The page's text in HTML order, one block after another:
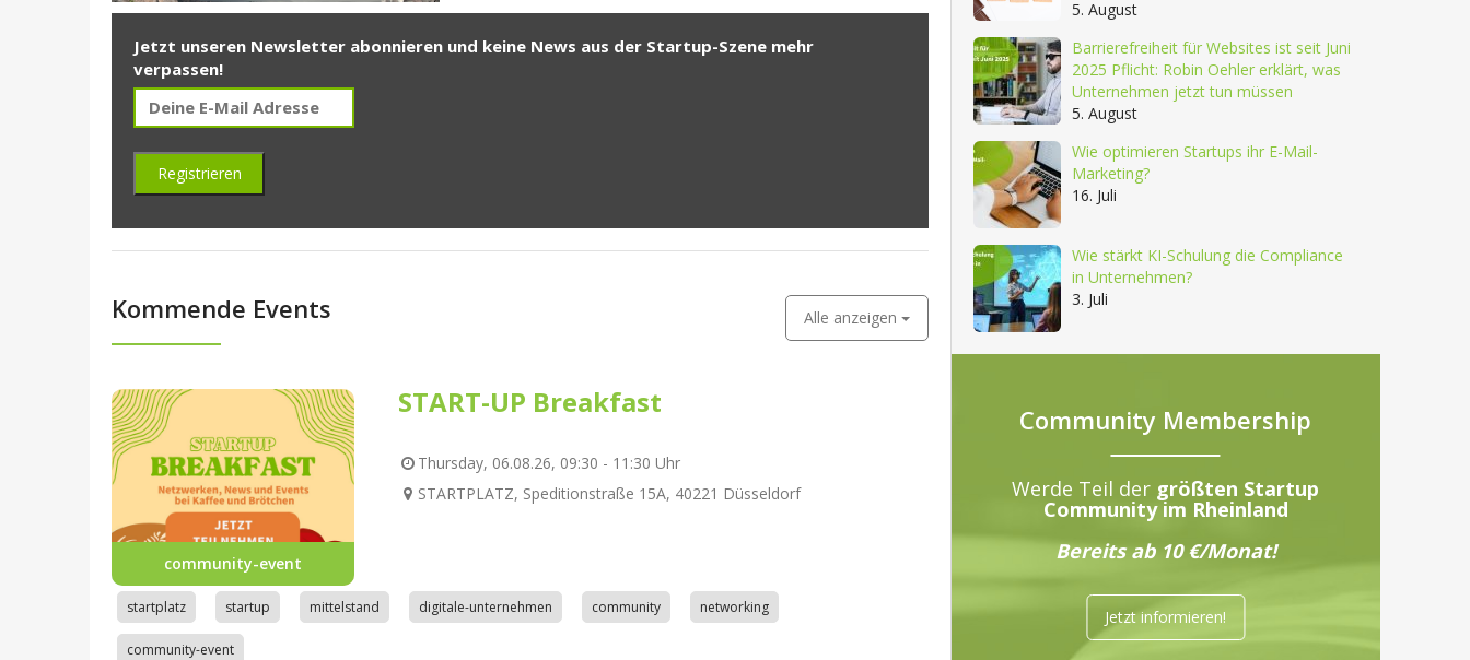
Jetzt unseren Newsletter abonnieren und keine News aus der Startup-Szene mehr
verpassen!
Kommende Events Alle anzeigen
community-event
START-UP Breakfast
Thursday, 06.08.26, 09:30 - 11:30 Uhr
STARTPLATZ, Speditionstraße 15A, 40221 Düsseldorf
startplatz startup mittelstand digitale-unternehmen community networking
community-event
5. August
Barrierefreiheit für Websites ist seit Juni
2025 Pflicht: Robin Oehler erklärt, was
Unternehmen jetzt tun müssen
5. August
Wie optimieren Startups ihr E-Mail-
Marketing?
16. Juli
Wie stärkt KI-Schulung die Compliance
in Unternehmen?
3. Juli
Community Membership
Werde Teil der größten Startup
Community im Rheinland
Bereits ab 10 €/Monat!
Jetzt informieren!